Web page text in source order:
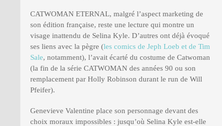
CATWOMAN ETERNAL, malgré l’aspect marketing de
son édition française, reste une lecture qui montre un
visage inattendu de Selina Kyle. D’autres ont déjà évoqué
ses liens avec la pègre (les comics de Jeph Loeb et de Tim
Sale, notamment), l’avait écarté du costume de Catwoman
(la fin de la série CATWOMAN des années 90 ou son
remplacement par Holly Robinson durant le run de Will
Pfeifer).
Genevieve Valentine place son personnage devant des
choix moraux impossibles : jusqu’où Selina Kyle est-elle